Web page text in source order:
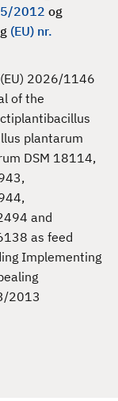
2012 og
(EU) nr.
2026/1146
of the
plantarum
DSM 18114,
and
as feed
Implementing
2013